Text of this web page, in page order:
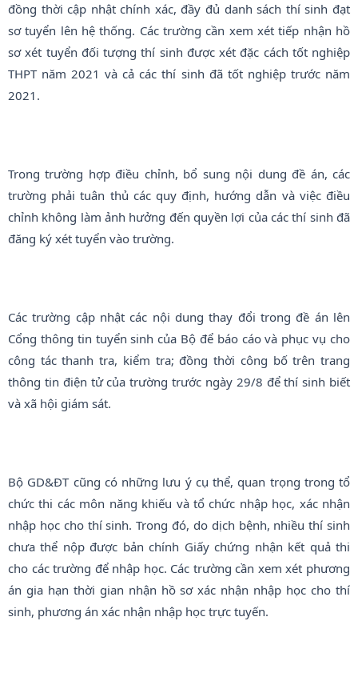
đồng thời cập nhật chính xác, đầy đủ danh sách thí sinh đạt
sơ tuyển lên hệ thống. Các trường cần xem xét tiếp nhận hồ
sơ xét tuyển đối tượng thí sinh được xét đặc cách tốt nghiệp
THPT năm 2021 và cả các thí sinh đã tốt nghiệp trước năm
2021.
Trong trường hợp điều chỉnh, bổ sung nội dung đề án, các
trường phải tuân thủ các quy định, hướng dẫn và việc điều
chỉnh không làm ảnh hưởng đến quyền lợi của các thí sinh đã
đăng ký xét tuyển vào trường.
Các trường cập nhật các nội dung thay đổi trong đề án lên
Cổng thông tin tuyển sinh của Bộ để báo cáo và phục vụ cho
công tác thanh tra, kiểm tra; đồng thời công bố trên trang
thông tin điện tử của trường trước ngày 29/8 để thí sinh biết
và xã hội giám sát.
Bộ GD&ĐT cũng có những lưu ý cụ thể, quan trọng trong tổ
chức thi các môn năng khiếu và tổ chức nhập học, xác nhận
nhập học cho thí sinh. Trong đó, do dịch bệnh, nhiều thí sinh
chưa thể nộp được bản chính Giấy chứng nhận kết quả thi
cho các trường để nhập học. Các trường cần xem xét phương
án gia hạn thời gian nhận hồ sơ xác nhận nhập học cho thí
sinh, phương án xác nhận nhập học trực tuyến.